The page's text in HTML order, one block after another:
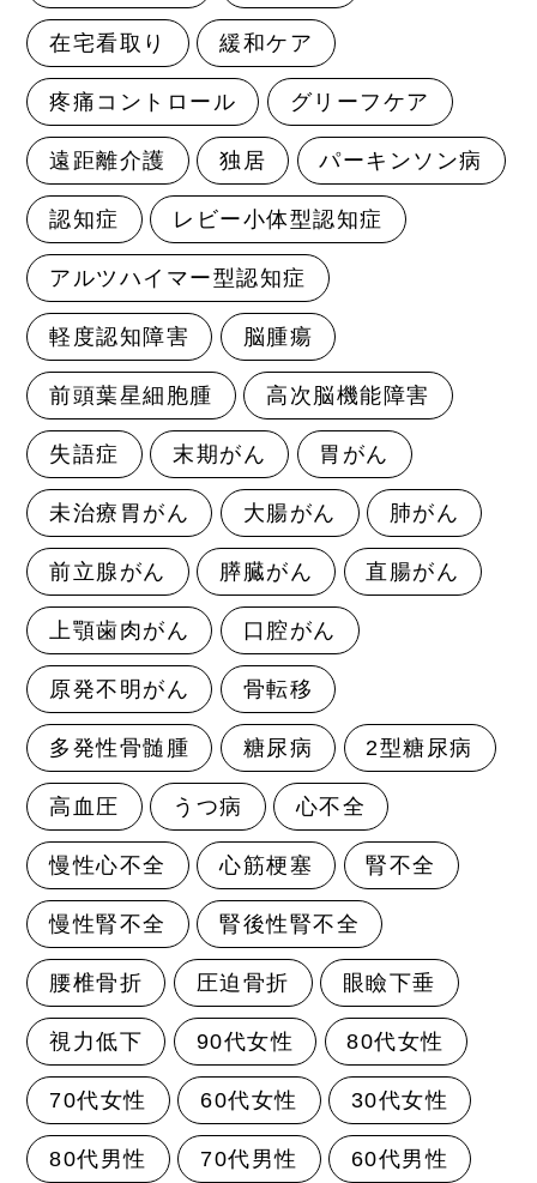
在宅看取り 緩和ケア
疼痛コントロール グリーフケア
遠距離介護 独居 パーキンソン病
認知症 レビー小体型認知症
アルツハイマー型認知症
軽度認知障害 脳腫瘍
前頭葉星細胞腫 高次脳機能障害
失語症 末期がん 胃がん
未治療胃がん 大腸がん 肺がん
前立腺がん 膵臓がん 直腸がん
上顎歯肉がん 口腔がん
原発不明がん 骨転移
多発性骨髄腫 糖尿病 2型糖尿病
高血圧 うつ病 心不全
慢性心不全 心筋梗塞 腎不全
慢性腎不全 腎後性腎不全
腰椎骨折 圧迫骨折 眼瞼下垂
視力低下 90代女性 80代女性
70代女性 60代女性 30代女性
80代男性 70代男性 60代男性